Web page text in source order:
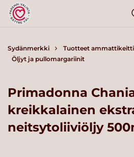
Sydänmerkki Tuotteet
Öljyt ja pullomargariinit
Primadonna
kreikkalainen
neitsytoliiviöljy